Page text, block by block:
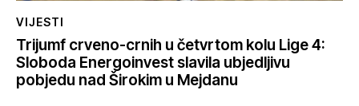
VIJESTI
Trijumf crveno-crnih u četvrtom kolu Lige 4:
Sloboda Energoinvest slavila ubjedljivu
pobjedu nad Širokim u Mejdanu